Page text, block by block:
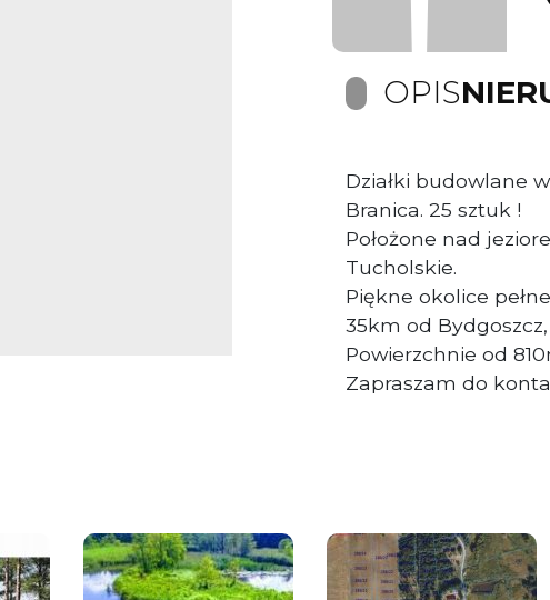
OPIS
Działki budowlane
Branica. 25 sztuk !
Położone nad
Tucholskie.
Piękne okolice
35km od
Powierzchnie od
Zapraszam do